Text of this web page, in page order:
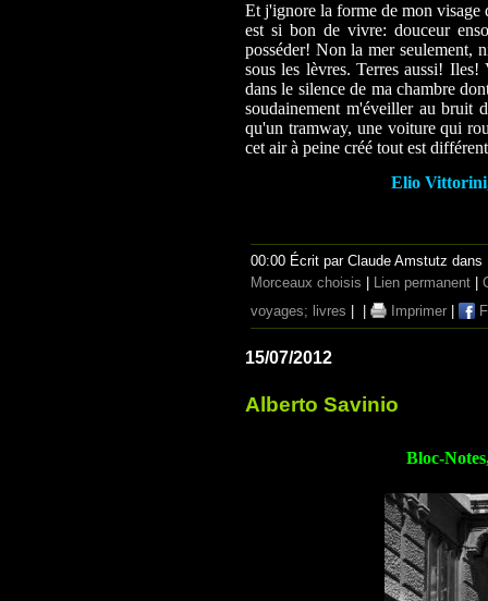
Et j'ignore la forme de mon visage
est si bon de vivre: douceur
posséder! Non la mer seulement,
sous les lèvres. Terres aussi!
dans le silence de ma chambre
soudainement m'éveiller au bruit
qu'un tramway, une voiture qui
cet air à peine créé tout est
Elio Vittorini,
00:00 Écrit par Claude Amstutz dans
Morceaux choisis
Lien permanent
voyages; livres
Imprimer
15/07/2012
Alberto Savinio
Bloc-